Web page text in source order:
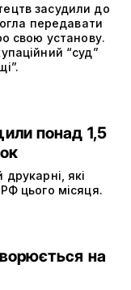
засудили до
передавати
свою установу.
“суд”
понад 1,5
які
цього місяця.
на